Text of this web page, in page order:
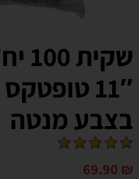
בצבע מנטה
69.90 ₪